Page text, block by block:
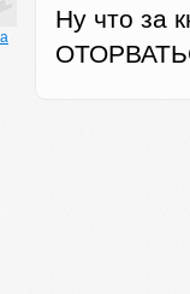
Ну что за